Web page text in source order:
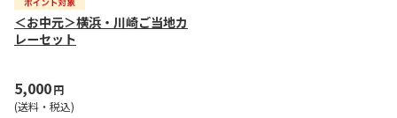
＜お中元＞横浜・川崎ご当地カ
レーセット
5,000円
(送料・税込)